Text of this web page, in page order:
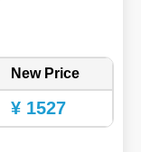
New Price
¥ 1527